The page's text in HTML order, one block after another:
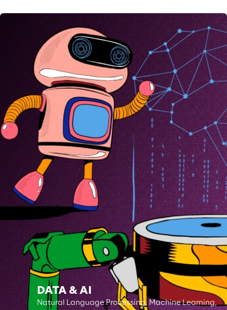
DATA & AI
Natural Language Processing, Machine Learning,